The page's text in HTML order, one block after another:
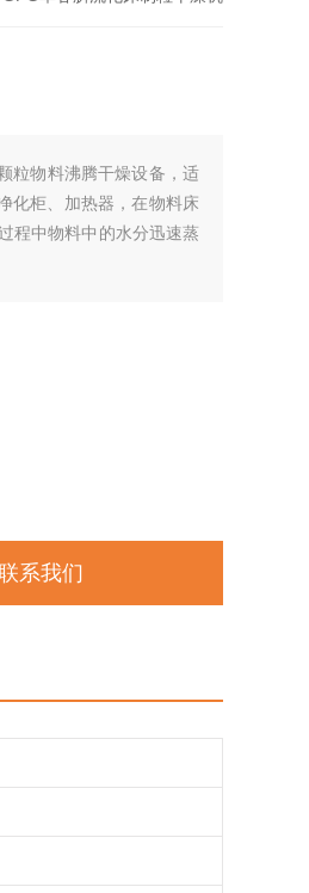
粒物料沸腾干燥设备，适
化柜、加热器，在物料床
程中物料中的水分迅速蒸
系我们